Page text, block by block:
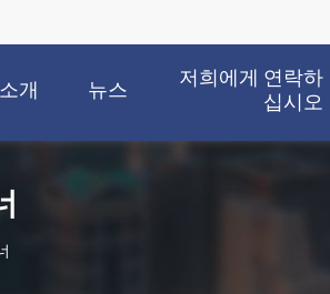
개 뉴스
저희에게 연락하
십시오